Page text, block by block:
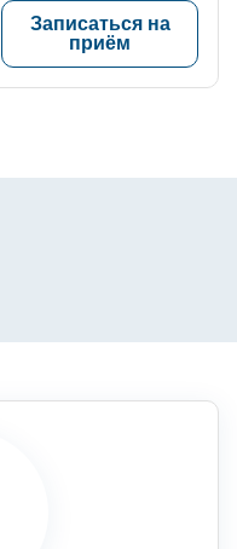
Записаться на
приём